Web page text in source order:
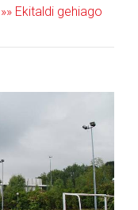
»» Ekitaldi gehiago